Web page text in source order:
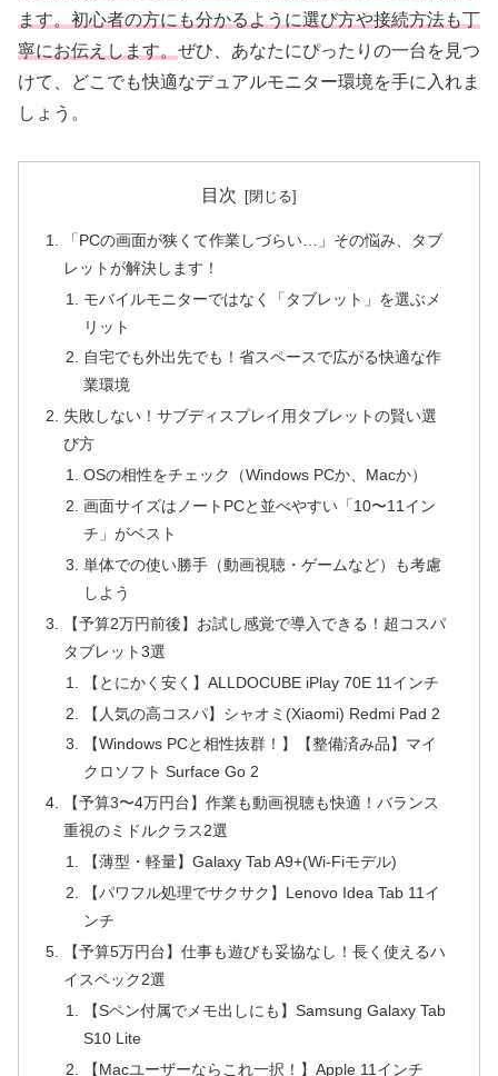
ます。初心者の方にも分かるように選び方や接続方法も丁
寧にお伝えします。 ぜひ、あなたにぴったりの一台を見つ
けて、どこでも快適なデュアルモニター環境を手に入れま
しょう。
目次
「PCの画面が狭くて作業しづらい…」その悩み、タブ
レットが解決します！
モバイルモニターではなく「タブレット」を選ぶメ
リット
自宅でも外出先でも！省スペースで広がる快適な作
業環境
失敗しない！サブディスプレイ用タブレットの賢い選
び方
OSの相性をチェック（Windows PCか、Macか）
画面サイズはノートPCと並べやすい「10〜11イン
チ」がベスト
単体での使い勝手（動画視聴・ゲームなど）も考慮
しよう
【予算2万円前後】お試し感覚で導入できる！超コスパ
タブレット3選
【とにかく安く】ALLDOCUBE iPlay 70E 11インチ
【人気の高コスパ】シャオミ(Xiaomi) Redmi Pad 2
【Windows PCと相性抜群！】【整備済み品】マイ
クロソフト Surface Go 2
【予算3〜4万円台】作業も動画視聴も快適！バランス
重視のミドルクラス2選
【薄型・軽量】Galaxy Tab A9+(Wi-Fiモデル)
【パワフル処理でサクサク】Lenovo Idea Tab 11イ
ンチ
【予算5万円台】仕事も遊びも妥協なし！長く使えるハ
イスペック2選
【Sペン付属でメモ出しにも】Samsung Galaxy Tab
S10 Lite
【Macユーザーならこれ一択！】Apple 11インチ